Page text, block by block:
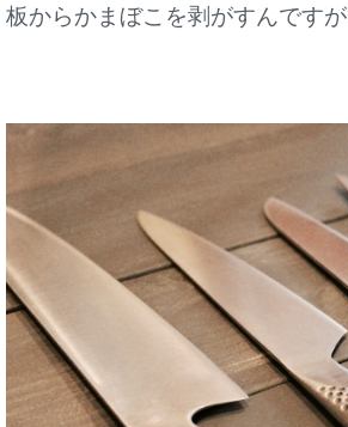
板からかまぼこを剥がすんですが